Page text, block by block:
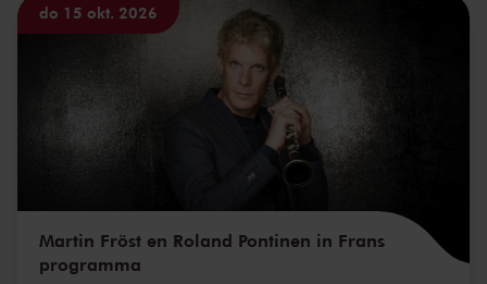
do 15 okt. 2026
Martin Fröst en Roland Pontinen in Frans
programma